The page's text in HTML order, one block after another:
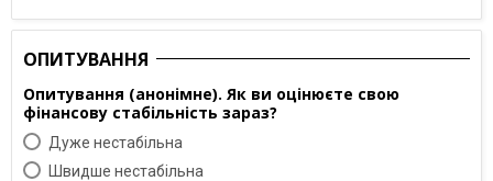
ОПИТУВАННЯ
Опитування (анонімне). Як ви оцінюєте свою
фінансову стабільність зараз?
Дуже нестабільна
Швидше нестабільна